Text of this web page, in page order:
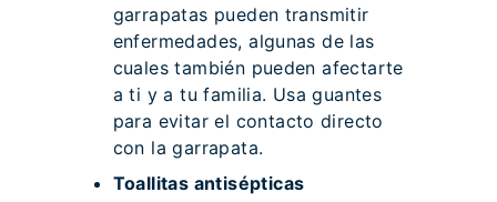
garrapatas pueden transmitir
enfermedades, algunas de las
cuales también pueden afectarte
a ti y a tu familia. Usa guantes
para evitar el contacto directo
con la garrapata.
Toallitas antisépticas